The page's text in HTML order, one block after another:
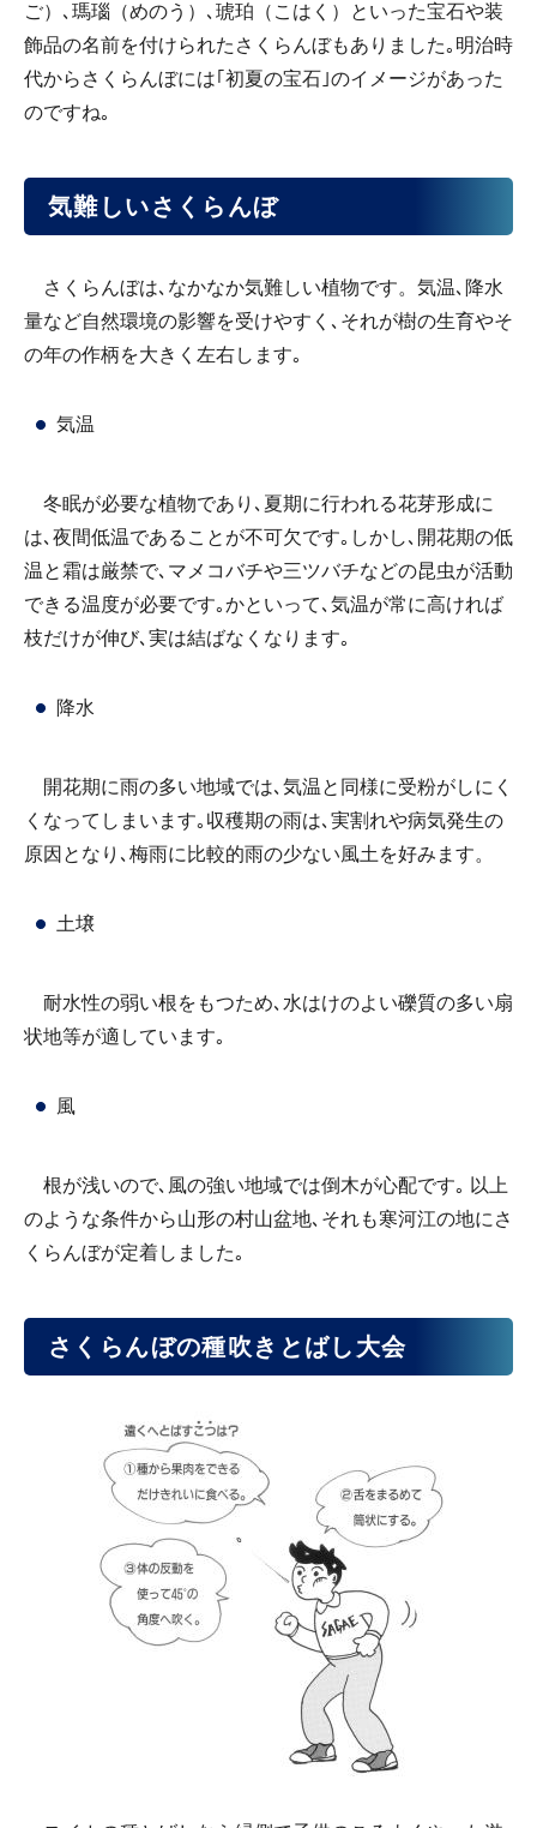
ご）､瑪瑙（めのう）､琥珀（こはく）といった宝石や装
飾品の名前を付けられたさくらんぼもありました｡明治時
代からさくらんぼには｢初夏の宝石｣のイメージがあった
のですね｡
気難しいさくらんぼ
さくらんぼは､なかなか気難しい植物です。気温､降水
量など自然環境の影響を受けやすく､それが樹の生育やそ
の年の作柄を大きく左右します｡
気温
冬眠が必要な植物であり､夏期に行われる花芽形成に
は､夜間低温であることが不可欠です｡しかし､開花期の低
温と霜は厳禁で､マメコバチや三ツバチなどの昆虫が活動
できる温度が必要です｡かといって､気温が常に高ければ
枝だけが伸び､実は結ばなくなります｡
降水
開花期に雨の多い地域では､気温と同様に受粉がしにく
くなってしまいます｡収穫期の雨は､実割れや病気発生の
原因となり､梅雨に比較的雨の少ない風土を好みます。
土壌
耐水性の弱い根をもつため､水はけのよい礫質の多い扇
状地等が適しています｡
風
根が浅いので､風の強い地域では倒木が心配です｡ 以上
のような条件から山形の村山盆地､それも寒河江の地にさ
くらんぼが定着しました｡
さくらんぼの種吹きとばし大会